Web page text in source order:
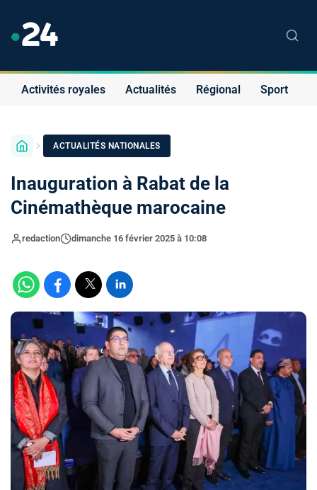
Activités royales Actualités Régional Sport
ACTUALITÉS NATIONALES
Inauguration à Rabat de la
Cinémathèque marocaine
redaction dimanche 16 février 2025 à 10:08